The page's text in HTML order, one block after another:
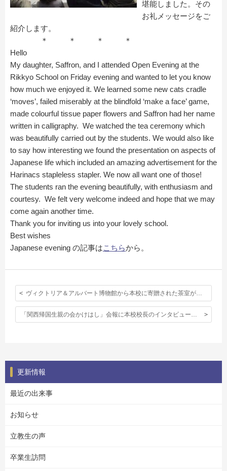
堪能しました。その
お礼メッセージをご
紹介します。
＊ ＊ ＊ ＊
Hello
My daughter, Saffron, and I attended Open Evening at the
Rikkyo School on Friday evening and wanted to let you know
how much we enjoyed it. We learned some new cats cradle
‘moves’, failed miserably at the blindfold ‘make a face’ game,
made colourful tissue paper flowers and Saffron had her name
written in calligraphy. We watched the tea ceremony which
was beautifully carried out by the students. We would also like
to say how interesting we found the presentation on aspects of
Japanese life which included an amazing advertisement for the
Harinacs stapleless stapler. We now all want one of those!
The students ran the evening beautifully, with enthusiasm and
courtesy. We felt very welcome indeed and hope that we may
come again another time.
Thank you for inviting us into your lovely school.
Best wishes
Japanese evening の記事はこちらから。
更新情報
最近の出来事
お知らせ
立教生の声
卒業生訪問